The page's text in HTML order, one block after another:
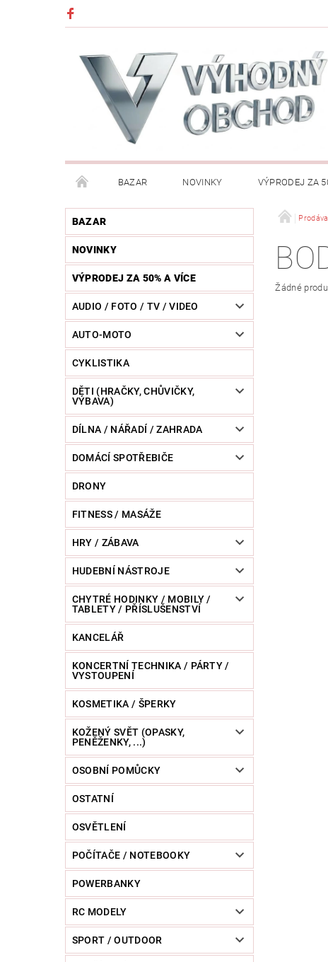
BAZAR NOVINKY VÝPRODEJ ZA
DĚTI (HRAČKY, CHŮVIČKY, VÝBAVA) DÍLNA /
HUDEBNÍ NÁSTROJE CHYTRÉ HODINKY /
KOSMETIKA / ŠPERKY KOŽENÝ SVĚT (OPASKY,
POWERBANKY
ZVÍŘATA / CHOVATELSKÉ POTŘEBY
BAZAR
NOVINKY
VÝPRODEJ ZA 50% A VÍCE
AUDIO / FOTO / TV / VIDEO
AUTO-MOTO
CYKLISTIKA
DĚTI (HRAČKY, CHŮVIČKY,
VÝBAVA)
DÍLNA / NÁŘADÍ / ZAHRADA
DOMÁCÍ SPOTŘEBIČE
DRONY
FITNESS / MASÁŽE
HRY / ZÁBAVA
HUDEBNÍ NÁSTROJE
CHYTRÉ HODINKY / MOBILY /
TABLETY / PŘÍSLUŠENSTVÍ
KANCELÁŘ
KONCERTNÍ TECHNIKA / PÁRTY /
VYSTOUPENÍ
KOSMETIKA / ŠPERKY
KOŽENÝ SVĚT (OPASKY,
PENĚŽENKY, ...)
OSOBNÍ POMŮCKY
OSTATNÍ
OSVĚTLENÍ
POČÍTAČE / NOTEBOOKY
POWERBANKY
RC MODELY
SPORT / OUTDOOR
Žádné